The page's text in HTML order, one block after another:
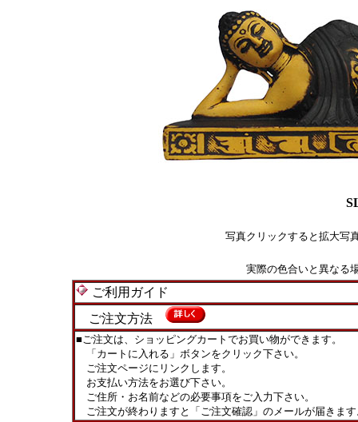
写真クリックすると拡大写
実際の色合いと異なる
ご利用ガイド
ご注文方法
■ご注文は、ショッピングカートでお買い物ができます。
「カートに入れる」ボタンをクリック下さい。
ご注文ページにリンクします。
お支払い方法をお選び下さい。
ご住所・お名前などの必要事項をご入力下さい。
ご注文が終わりますと「ご注文確認」のメールが届きま